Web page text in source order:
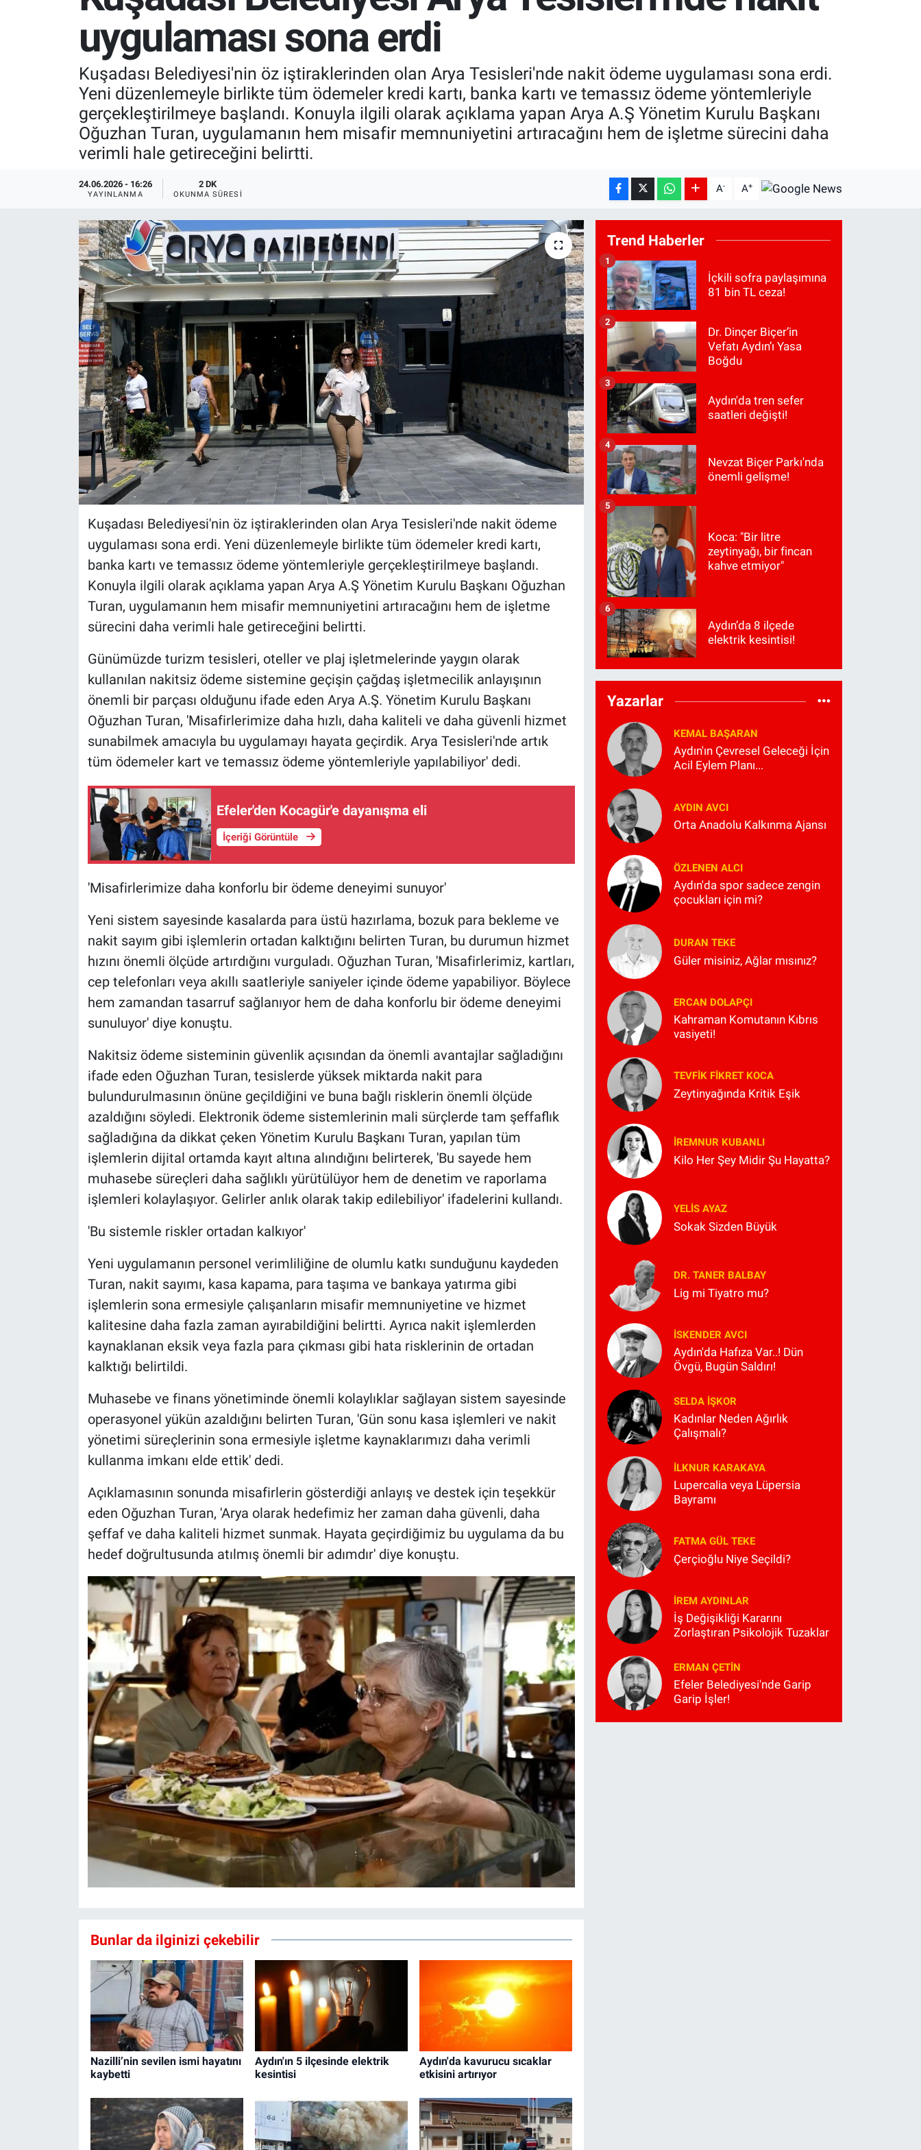
uygulaması sona erdi
Kuşadası Belediyesi'nin öz iştiraklerinden olan Arya Tesisleri'nde nakit ödeme uygulaması sona erdi.
Yeni düzenlemeyle birlikte tüm ödemeler kredi kartı, banka kartı ve temassız ödeme yöntemleriyle
gerçekleştirilmeye başlandı. Konuyla ilgili olarak açıklama yapan Arya A.Ş Yönetim Kurulu Başkanı
Oğuzhan Turan, uygulamanın hem misafir memnuniyetini artıracağını hem de işletme sürecini daha
verimli hale getireceğini belirtti.
24.06.2026 - 16:26
YAYINLANMA
2 DK
OKUNMA SÜRESI A- A+
Kuşadası Belediyesi'nin öz iştiraklerinden olan Arya Tesisleri'nde nakit ödeme
uygulaması sona erdi. Yeni düzenlemeyle birlikte tüm ödemeler kredi kartı,
banka kartı ve temassız ödeme yöntemleriyle gerçekleştirilmeye başlandı.
Konuyla ilgili olarak açıklama yapan Arya A.Ş Yönetim Kurulu Başkanı Oğuzhan
Turan, uygulamanın hem misafir memnuniyetini artıracağını hem de işletme
sürecini daha verimli hale getireceğini belirtti.
Günümüzde turizm tesisleri, oteller ve plaj işletmelerinde yaygın olarak
kullanılan nakitsiz ödeme sistemine geçişin çağdaş işletmecilik anlayışının
önemli bir parçası olduğunu ifade eden Arya A.Ş. Yönetim Kurulu Başkanı
Oğuzhan Turan, 'Misafirlerimize daha hızlı, daha kaliteli ve daha güvenli hizmet
sunabilmek amacıyla bu uygulamayı hayata geçirdik. Arya Tesisleri'nde artık
tüm ödemeler kart ve temassız ödeme yöntemleriyle yapılabiliyor' dedi.
Efeler'den Kocagür'e dayanışma eli
İçeriği Görüntüle
'Misafirlerimize daha konforlu bir ödeme deneyimi sunuyor'
Yeni sistem sayesinde kasalarda para üstü hazırlama, bozuk para bekleme ve
nakit sayım gibi işlemlerin ortadan kalktığını belirten Turan, bu durumun hizmet
hızını önemli ölçüde artırdığını vurguladı. Oğuzhan Turan, 'Misafirlerimiz, kartları,
cep telefonları veya akıllı saatleriyle saniyeler içinde ödeme yapabiliyor. Böylece
hem zamandan tasarruf sağlanıyor hem de daha konforlu bir ödeme deneyimi
sunuluyor' diye konuştu.
Nakitsiz ödeme sisteminin güvenlik açısından da önemli avantajlar sağladığını
ifade eden Oğuzhan Turan, tesislerde yüksek miktarda nakit para
bulundurulmasının önüne geçildiğini ve buna bağlı risklerin önemli ölçüde
azaldığını söyledi. Elektronik ödeme sistemlerinin mali sürçlerde tam şeffaflık
sağladığına da dikkat çeken Yönetim Kurulu Başkanı Turan, yapılan tüm
işlemlerin dijital ortamda kayıt altına alındığını belirterek, 'Bu sayede hem
muhasebe süreçleri daha sağlıklı yürütülüyor hem de denetim ve raporlama
işlemleri kolaylaşıyor. Gelirler anlık olarak takip edilebiliyor' ifadelerini kullandı.
'Bu sistemle riskler ortadan kalkıyor'
Yeni uygulamanın personel verimliliğine de olumlu katkı sunduğunu kaydeden
Turan, nakit sayımı, kasa kapama, para taşıma ve bankaya yatırma gibi
işlemlerin sona ermesiyle çalışanların misafir memnuniyetine ve hizmet
kalitesine daha fazla zaman ayırabildiğini belirtti. Ayrıca nakit işlemlerden
kaynaklanan eksik veya fazla para çıkması gibi hata risklerinin de ortadan
kalktığı belirtildi.
Muhasebe ve finans yönetiminde önemli kolaylıklar sağlayan sistem sayesinde
operasyonel yükün azaldığını belirten Turan, 'Gün sonu kasa işlemleri ve nakit
yönetimi süreçlerinin sona ermesiyle işletme kaynaklarımızı daha verimli
kullanma imkanı elde ettik' dedi.
Açıklamasının sonunda misafirlerin gösterdiği anlayış ve destek için teşekkür
eden Oğuzhan Turan, 'Arya olarak hedefimiz her zaman daha güvenli, daha
şeffaf ve daha kaliteli hizmet sunmak. Hayata geçirdiğimiz bu uygulama da bu
hedef doğrultusunda atılmış önemli bir adımdır' diye konuştu.
Bunlar da ilginizi çekebilir
Nazilli’nin sevilen ismi hayatını
kaybetti
Aydın'ın 5 ilçesinde elektrik
kesintisi
Aydın'da kavurucu sıcaklar
etkisini artırıyor
Trend Haberler
İçkili sofra paylaşımına
81 bin TL ceza!
1
Dr. Dinçer Biçer’in
Vefatı Aydın’ı Yasa
Boğdu
2
Aydın'da tren sefer
saatleri değişti!
3
Nevzat Biçer Parkı'nda
önemli gelişme!
4
Koca: "Bir litre
zeytinyağı, bir fincan
kahve etmiyor"
5
Aydın’da 8 ilçede
elektrik kesintisi!
6
Yazarlar
KEMAL BAŞARAN
Aydın'ın Çevresel Geleceği İçin
Acil Eylem Planı...
AYDIN AVCI
Orta Anadolu Kalkınma Ajansı
ÖZLENEN ALCI
Aydın'da spor sadece zengin
çocukları için mi?
DURAN TEKE
Güler misiniz, Ağlar mısınız?
ERCAN DOLAPÇI
Kahraman Komutanın Kıbrıs
vasiyeti!
TEVFIK FIKRET KOCA
Zeytinyağında Kritik Eşik
İREMNUR KUBANLI
Kilo Her Şey Midir Şu Hayatta?
YELIS AYAZ
Sokak Sizden Büyük
DR. TANER BALBAY
Lig mi Tiyatro mu?
İSKENDER AVCI
Aydın'da Hafıza Var..! Dün
Övgü, Bugün Saldırı!
SELDA İŞKOR
Kadınlar Neden Ağırlık
Çalışmalı?
İLKNUR KARAKAYA
Lupercalia veya Lüpersia
Bayramı
FATMA GÜL TEKE
Çerçioğlu Niye Seçildi?
İREM AYDINLAR
İş Değişikliği Kararını
Zorlaştıran Psikolojik Tuzaklar
ERMAN ÇETIN
Efeler Belediyesi'nde Garip
Garip İşler!
RESMİ İLANLAR